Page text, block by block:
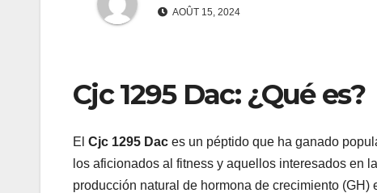
AOÛT 15, 2024
Cjc 1295 Dac: ¿Qué es?
El Cjc 1295 Dac es un péptido que ha ganado
los aficionados al fitness y aquellos interesados en
producción natural de hormona de crecimiento (GH)